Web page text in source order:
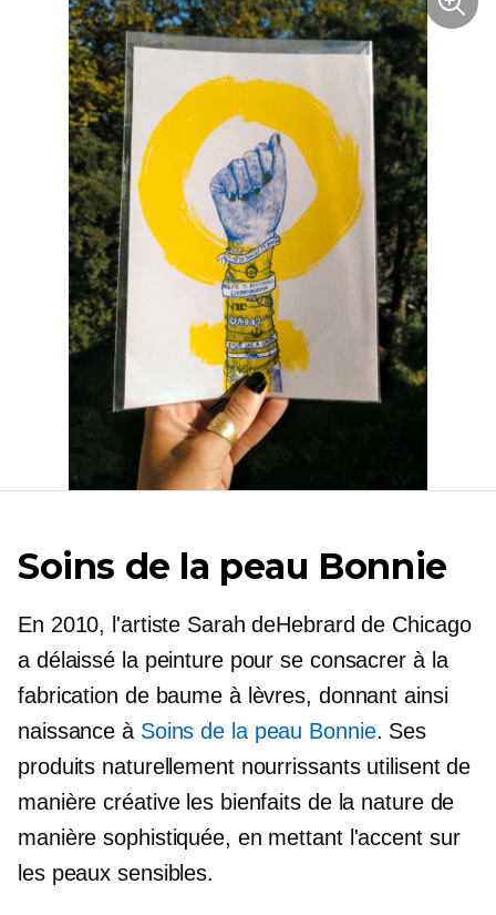
Soins de la peau Bonnie
En 2010, l'artiste Sarah deHebrard de Chicago
a délaissé la peinture pour se consacrer à la
fabrication de baume à lèvres, donnant ainsi
naissance à Soins de la peau Bonnie. Ses
produits naturellement nourrissants utilisent de
manière créative les bienfaits de la nature de
manière sophistiquée, en mettant l'accent sur
les peaux sensibles.